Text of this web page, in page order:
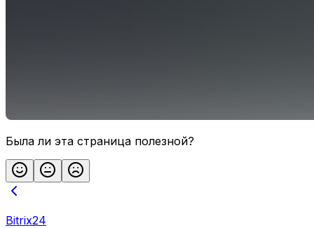
Была ли эта страница полезной?
Bitrix24